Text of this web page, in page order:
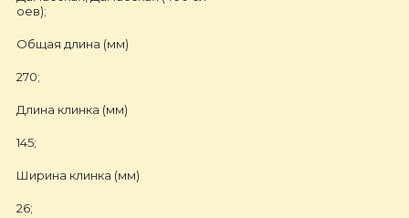
оев);
Общая длина (мм)
270;
Длина клинка (мм)
145;
Ширина клинка (мм)
26;